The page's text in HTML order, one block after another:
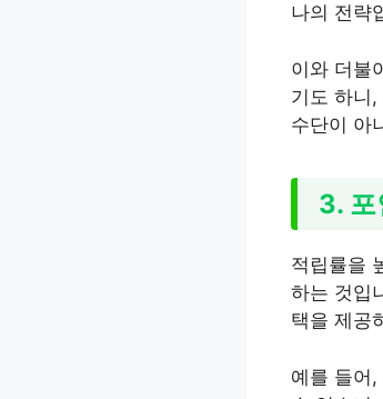
나의 전략
이와 더불
기도 하니
수단이 아
3. 포
적립률을
하는 것입
택을 제공
예를 들어